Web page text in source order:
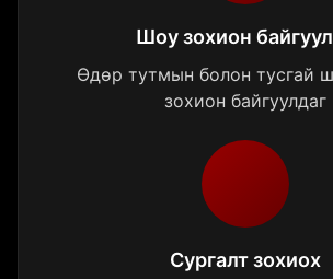
Шоу зохион
Өдөр тутмын болон тусгай
зохион байгуулдаг
Сургалт зохиох